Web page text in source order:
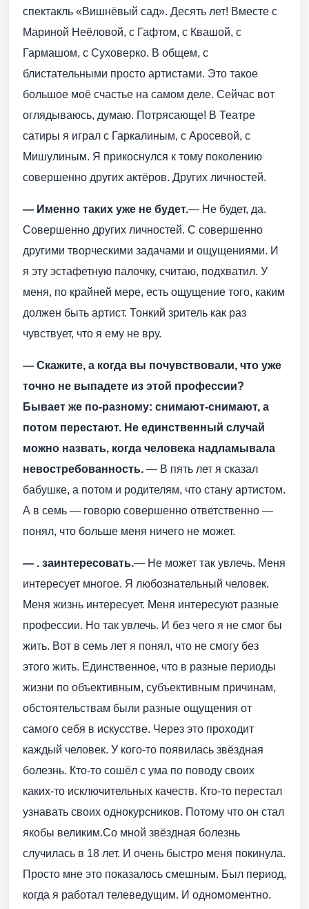
спектакль «Вишнёвый сад». Десять лет! Вместе с
Мариной Неёловой, с Гафтом, с Квашой, с
Гармашом, с Суховерко. В общем, с
блистательными просто артистами. Это такое
большое моё счастье на самом деле. Сейчас вот
оглядываюсь, думаю. Потрясающе! В Театре
сатиры я играл с Гаркалиным, с Аросевой, с
Мишулиным. Я прикоснулся к тому поколению
совершенно других актёров. Других личностей.
— Именно таких уже не будет.— Не будет, да.
Совершенно других личностей. С совершенно
другими творческими задачами и ощущениями. И
я эту эстафетную палочку, считаю, подхватил. У
меня, по крайней мере, есть ощущение того, каким
должен быть артист. Тонкий зритель как раз
чувствует, что я ему не вру.
— Скажите, а когда вы почувствовали, что уже
точно не выпадете из этой профессии?
Бывает же по-разному: снимают-снимают, а
потом перестают. Не единственный случай
можно назвать, когда человека надламывала
невостребованность. — В пять лет я сказал
бабушке, а потом и родителям, что стану артистом.
А в семь — говорю совершенно ответственно —
понял, что больше меня ничего не может.
— . заинтересовать.— Не может так увлечь. Меня
интересует многое. Я любознательный человек.
Меня жизнь интересует. Меня интересуют разные
профессии. Но так увлечь. И без чего я не смог бы
жить. Вот в семь лет я понял, что не смогу без
этого жить. Единственное, что в разные периоды
жизни по объективным, субъективным причинам,
обстоятельствам были разные ощущения от
самого себя в искусстве. Через это проходит
каждый человек. У кого-то появилась звёздная
болезнь. Кто-то сошёл с ума по поводу своих
каких-то исключительных качеств. Кто-то перестал
узнавать своих однокурсников. Потому что он стал
якобы великим.Со мной звёздная болезнь
случилась в 18 лет. И очень быстро меня покинула.
Просто мне это показалось смешным. Был период,
когда я работал телеведущим. И одномоментно.